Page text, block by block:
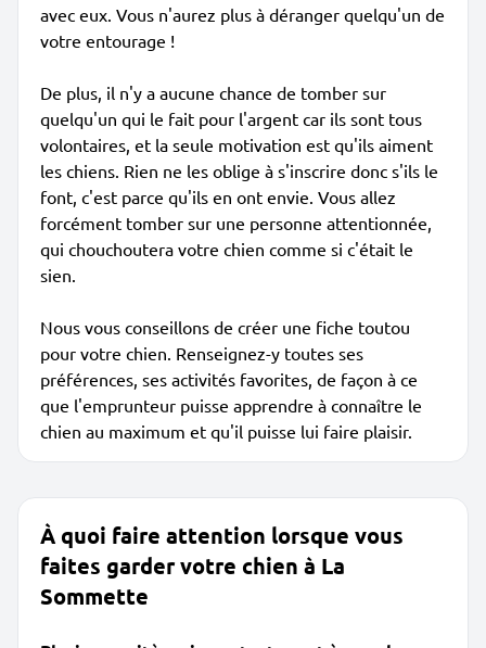
avec eux. Vous n'aurez plus à déranger quelqu'un de
votre entourage !
De plus, il n'y a aucune chance de tomber sur
quelqu'un qui le fait pour l'argent car ils sont tous
volontaires, et la seule motivation est qu'ils aiment
les chiens. Rien ne les oblige à s'inscrire donc s'ils le
font, c'est parce qu'ils en ont envie. Vous allez
forcément tomber sur une personne attentionnée,
qui chouchoutera votre chien comme si c'était le
sien.
Nous vous conseillons de créer une fiche toutou
pour votre chien. Renseignez-y toutes ses
préférences, ses activités favorites, de façon à ce
que l'emprunteur puisse apprendre à connaître le
chien au maximum et qu'il puisse lui faire plaisir.
À quoi faire attention lorsque vous
faites garder votre chien à La
Sommette